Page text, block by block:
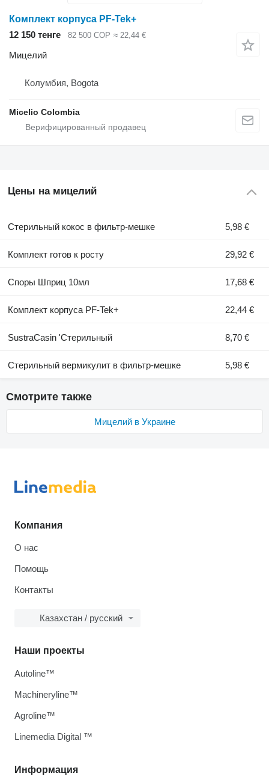
Комплект корпуса PF-Tek+
12 150 тенге
82 500 COP ≈ 22,44 €
Мицелий
Колумбия, Bogota
Micelio Colombia
Цены на мицелий
Стерильный кокос в фильтр-мешке 5,98 €
Комплект готов к росту 29,92 €
Споры Шприц 10мл 17,68 €
Комплект корпуса PF-Tek+ 22,44 €
SustraCasin 'Стерильный 8,70 €
Стерильный вермикулит в фильтр-мешке 5,98 €
Смотрите также
Мицелий в Украине
Компания
О нас
Помощь
Контакты
Казахстан / русский
Информация
Наши проекты
Autoline™
Machineryline™
Agroline™
Linemedia Digital ™